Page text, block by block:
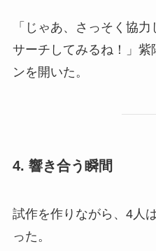
「じゃあ、さっそく協
サーチしてみるね！」紫
ンを開いた。
4.響き合う瞬間
試作を作りながら、4人
った。